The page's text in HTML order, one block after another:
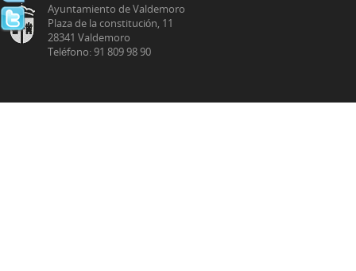
Ayuntamiento de Valdemoro
Plaza de la constitución, 11
28341 Valdemoro
Teléfono: 91 809 98 90